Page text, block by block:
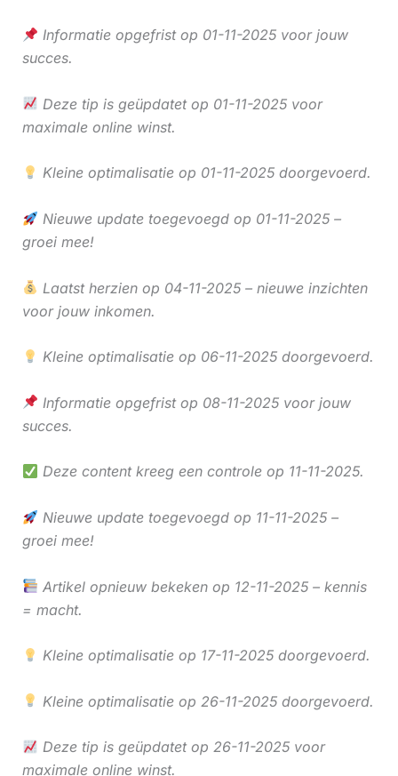
Informatie opgefrist op 01-11-2025 voor jouw
succes.
Deze tip is geüpdatet op 01-11-2025 voor
maximale online winst.
Kleine optimalisatie op 01-11-2025 doorgevoerd.
Nieuwe update toegevoegd op 01-11-2025 –
groei mee!
Laatst herzien op 04-11-2025 – nieuwe inzichten
voor jouw inkomen.
Kleine optimalisatie op 06-11-2025 doorgevoerd.
Informatie opgefrist op 08-11-2025 voor jouw
succes.
Deze content kreeg een controle op 11-11-2025.
Nieuwe update toegevoegd op 11-11-2025 –
groei mee!
Artikel opnieuw bekeken op 12-11-2025 – kennis
= macht.
Kleine optimalisatie op 17-11-2025 doorgevoerd.
Kleine optimalisatie op 26-11-2025 doorgevoerd.
Deze tip is geüpdatet op 26-11-2025 voor
maximale online winst.